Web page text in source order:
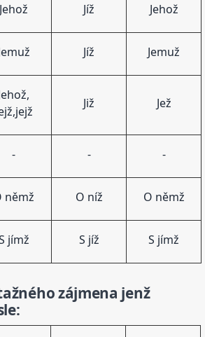
Jehož Jíž Jehož
Jíž Jemuž
Již Jež
- - -
němž O níž O němž
jímž S jíž S jímž
zájmena jenž